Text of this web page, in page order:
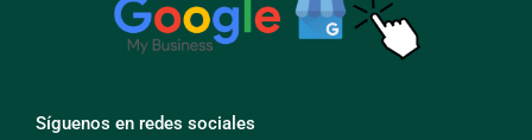
Síguenos en redes sociales